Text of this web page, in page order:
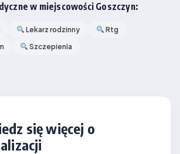
w miejscowości Goszczyn:
Lekarz rodzinny
Rtg
Szczepienia
się więcej o